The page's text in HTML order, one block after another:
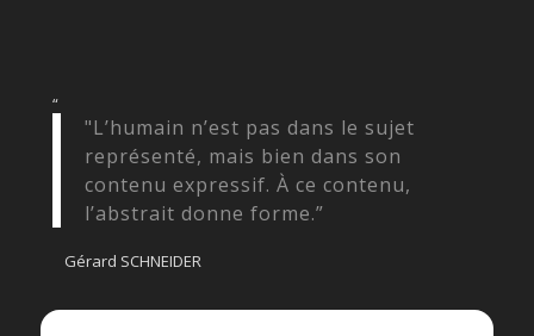
“
"L’humain n’est pas dans le sujet
représenté, mais bien dans son
contenu expressif. À ce contenu,
l’abstrait donne forme.”
Gérard SCHNEIDER